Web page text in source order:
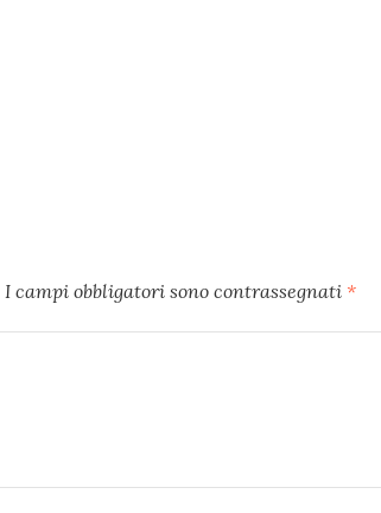
I campi obbligatori sono contrassegnati *